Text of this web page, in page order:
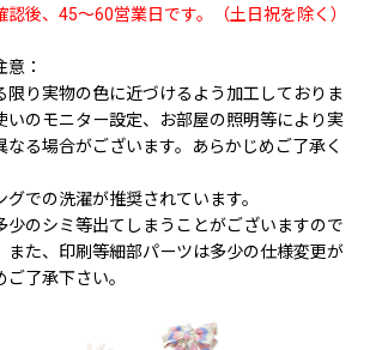
後、45〜60営業日です。（土日祝を除く）
：
り実物の色に近づけるよう加工しておりま
いのモニター設定、お部屋の照明等により実
なる場合がございます。あらかじめご了承く
での洗濯が推奨されています。
のシミ等出てしまうことがございますので
また、印刷等細部パーツは多少の仕様変更が
了承下さい。